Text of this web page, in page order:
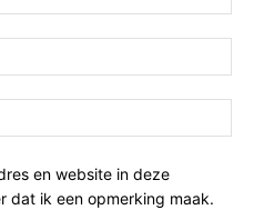
en website in deze
dat ik een opmerking maak.